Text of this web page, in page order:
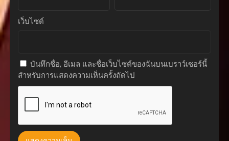
กันยายน 9, 2025
ตอนที่ 2
กันยายน 9, 2025
ตอนที่ 1
เว็บไซต์
บันทึกชื่อ, อีเมล และชื่อเว็บไซต์ของฉันบนเบราว์เซอร์นี้
สำหรับการแสดงความเห็นครั้งถัดไป